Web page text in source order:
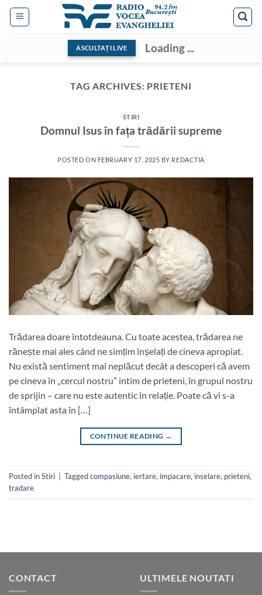
Skip
ASCULTAȚI LIVE Loading ...
TAG ARCHIVES: PRIETENI
STIRI
Domnul Isus în fața trădării supreme
POSTED ON FEBRUARY 17, 2025 BY REDACTIA
Trădarea doare întotdeauna. Cu toate acestea, trădarea ne
rănește mai ales când ne simțim înșelați de cineva apropiat.
Nu există sentiment mai neplăcut decât a descoperi că avem
pe cineva în „cercul nostru” intim de prieteni, în grupul nostru
de sprijin – care nu este autentic în relație. Poate că vi s-a
întâmplat asta în […]
CONTINUE READING →
Posted inStiri Taggedcompasiune, iertare, impacare, inselare, prieteni,
tradare
CONTACT ULTIMELE NOUTATI